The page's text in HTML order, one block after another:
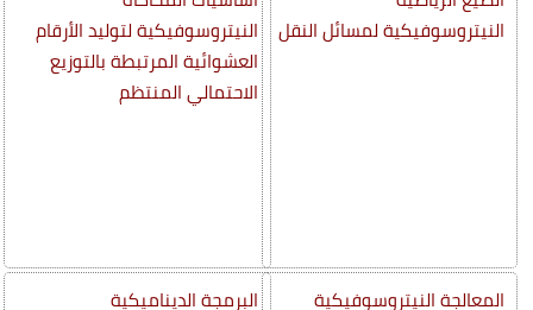
النيتروسوفيكية لمسائل النقل
المعالجة النيتروسوفيكية
النيتروسوفيكية لتوليد الأرقام
العشوائية المرتبطة بالتوزيع
الاحتمالي المنتظم
البرمجة الديناميكية